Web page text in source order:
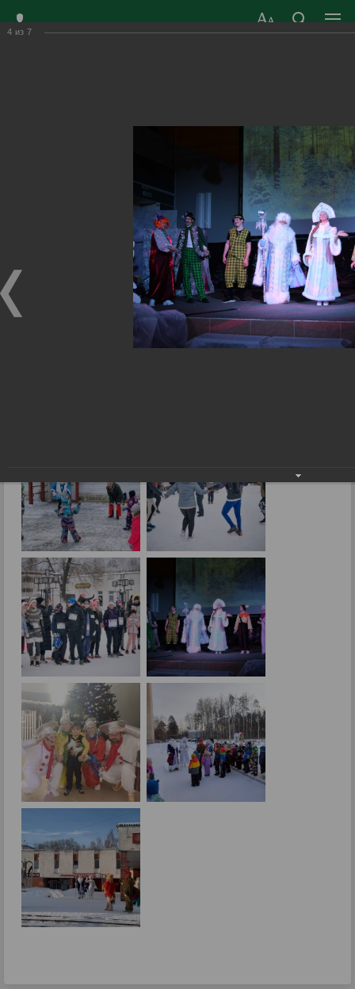
САМОУПРАВЛЕНИЯ
г. Радужный, 1 квартал, д.55
Адрес здания администрации
radugn@avo.ru
Электронная почта
Главная Фотогалерея › Новости
›
На новогодних праздниках
На новогодних праздниках
4 из 7